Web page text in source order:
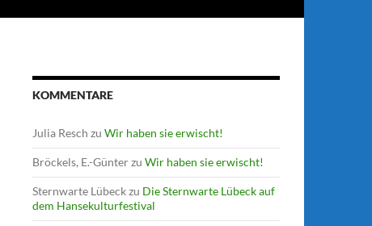
KOMMENTARE
Julia Resch zu Wir haben sie erwischt!
Bröckels, E.-Günterzu Wir haben sie erwischt!
Sternwarte Lübeckzu Die Sternwarte Lübeck auf
dem Hansekulturfestival